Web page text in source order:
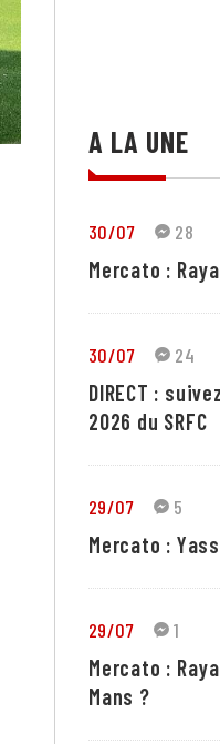
A LA UNE
30/07 28
Mercato :
30/07 24
DIRECT :
2026 du SRFC
29/07 5
Mercato :
29/07 1
Mercato :
Mans ?